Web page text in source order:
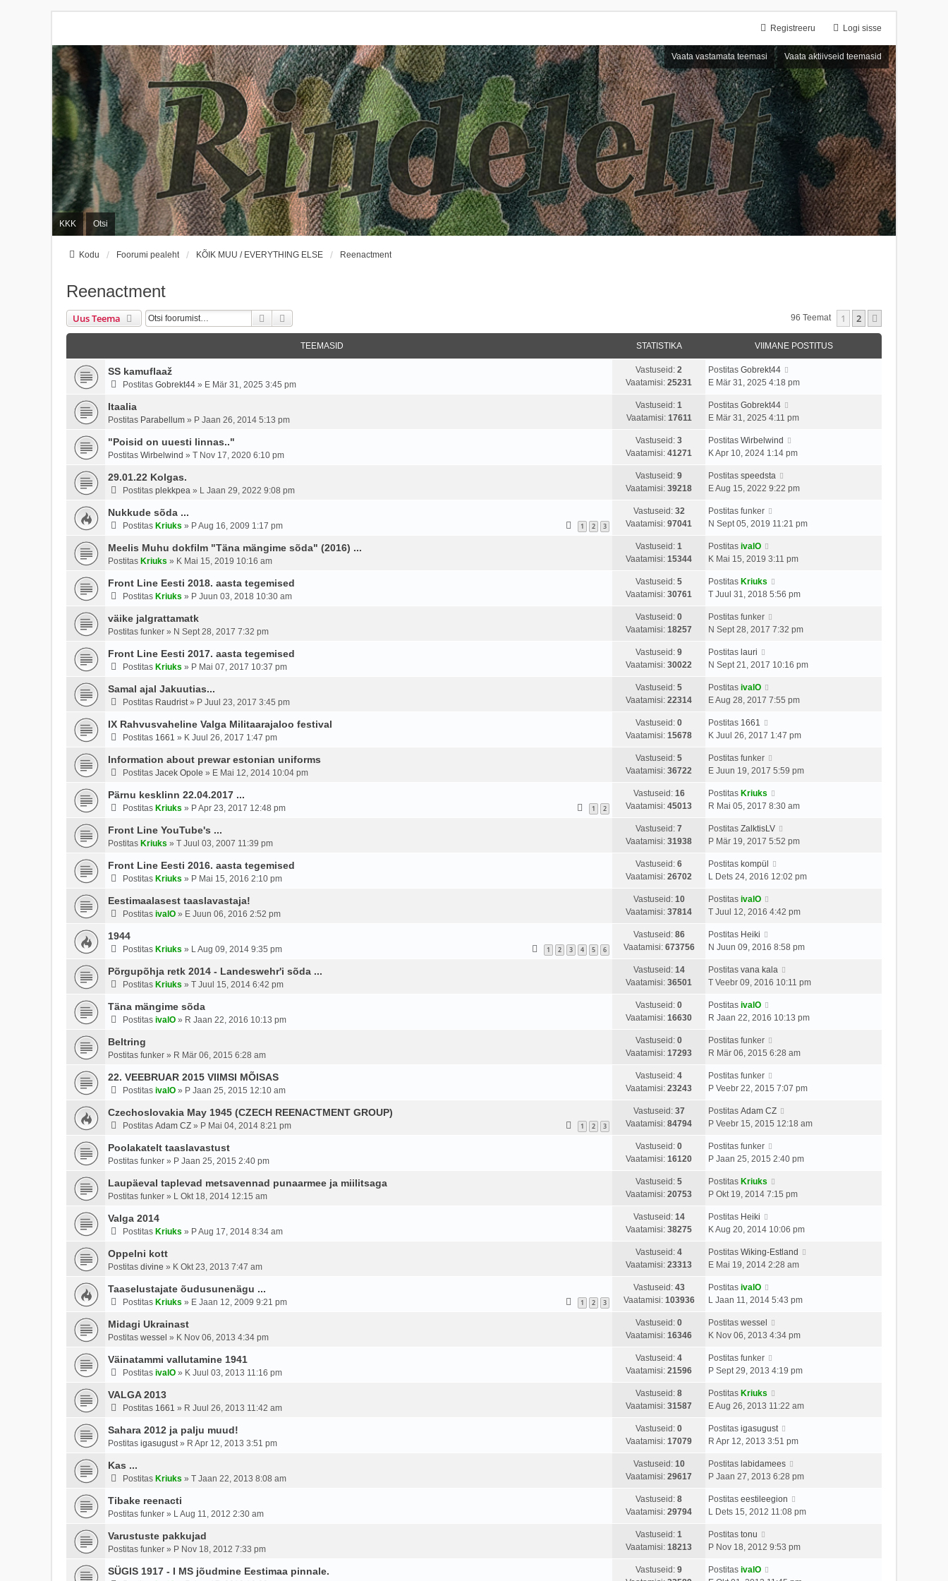
Logi sisse
Registreeru
Vaata vastamata teemasi Vaata aktiivseid teemasid
KKK Otsi
Kodu Foorumi pealeht KÕIK MUU / EVERYTHING ELSE Reenactment
Reenactment
Uus Teema Otsi 96 Teemat 1 2
TEEMASID STATISTIKA VIIMANE POSTITUS
SS kamuflaaž
Postitas Gobrekt44 » E Mär 31, 2025 3:45 pm
Vastuseid: 2
Vaatamisi: 25231
Postitas Gobrekt44
E Mär 31, 2025 4:18 pm
Itaalia
Postitas Parabellum » P Jaan 26, 2014 5:13 pm
Vastuseid: 1
Vaatamisi: 17611
Postitas Gobrekt44
E Mär 31, 2025 4:11 pm
"Poisid on uuesti linnas.."
Postitas Wirbelwind » T Nov 17, 2020 6:10 pm
Vastuseid: 3
Vaatamisi: 41271
Postitas Wirbelwind
K Apr 10, 2024 1:14 pm
29.01.22 Kolgas.
Postitas plekkpea » L Jaan 29, 2022 9:08 pm
Vastuseid: 9
Vaatamisi: 39218
Postitas speedsta
E Aug 15, 2022 9:22 pm
Nukkude sõda ...
Postitas Kriuks » P Aug 16, 2009 1:17 pm 1 2 3
Vastuseid: 32
Vaatamisi: 97041
Postitas funker
N Sept 05, 2019 11:21 pm
Meelis Muhu dokfilm "Täna mängime sõda" (2016) ...
Postitas Kriuks » K Mai 15, 2019 10:16 am
Vastuseid: 1
Vaatamisi: 15344
Postitas ivalO
K Mai 15, 2019 3:11 pm
Front Line Eesti 2018. aasta tegemised
Postitas Kriuks » P Juun 03, 2018 10:30 am
Vastuseid: 5
Vaatamisi: 30761
Postitas Kriuks
T Juul 31, 2018 5:56 pm
väike jalgrattamatk
Postitas funker » N Sept 28, 2017 7:32 pm
Vastuseid: 0
Vaatamisi: 18257
Postitas funker
N Sept 28, 2017 7:32 pm
Front Line Eesti 2017. aasta tegemised
Postitas Kriuks » P Mai 07, 2017 10:37 pm
Vastuseid: 9
Vaatamisi: 30022
Postitas lauri
N Sept 21, 2017 10:16 pm
Samal ajal Jakuutias...
Postitas Raudrist» P Juul 23, 2017 3:45 pm
Vastuseid: 5
Vaatamisi: 22314
Postitas ivalO
E Aug 28, 2017 7:55 pm
IX Rahvusvaheline Valga Militaarajaloo festival
Postitas 1661 » K Juul 26, 2017 1:47 pm
Vastuseid: 0
Vaatamisi: 15678
Postitas 1661
K Juul 26, 2017 1:47 pm
Information about prewar estonian uniforms
Postitas Jacek Opole » E Mai 12, 2014 10:04 pm
Vastuseid: 5
Vaatamisi: 36722
Postitas funker
E Juun 19, 2017 5:59 pm
Pärnu kesklinn 22.04.2017 ...
Postitas Kriuks » P Apr 23, 2017 12:48 pm 1 2
Vastuseid: 16
Vaatamisi: 45013
Postitas Kriuks
R Mai 05, 2017 8:30 am
Front Line YouTube's ...
Postitas Kriuks » T Juul 03, 2007 11:39 pm
Vastuseid: 7
Vaatamisi: 31938
Postitas ZalktisLV
P Mär 19, 2017 5:52 pm
Front Line Eesti 2016. aasta tegemised
Postitas Kriuks » P Mai 15, 2016 2:10 pm
Vastuseid: 6
Vaatamisi: 26702
Postitas kompül
L Dets 24, 2016 12:02 pm
Eestimaalasest taaslavastaja!
Postitas ivalO » E Juun 06, 2016 2:52 pm
Vastuseid: 10
Vaatamisi: 37814
Postitas ivalO
T Juul 12, 2016 4:42 pm
1944
Postitas Kriuks » L Aug 09, 2014 9:35 pm 1 2 3 4 5 6
Vastuseid: 86
Vaatamisi: 673756
Postitas Heiki
N Juun 09, 2016 8:58 pm
Põrgupõhja retk 2014 - Landeswehr'i sõda ...
Postitas Kriuks » T Juul 15, 2014 6:42 pm
Vastuseid: 14
Vaatamisi: 36501
Postitas vana kala
T Veebr 09, 2016 10:11 pm
Täna mängime sõda
Postitas ivalO » R Jaan 22, 2016 10:13 pm
Vastuseid: 0
Vaatamisi: 16630
Postitas ivalO
R Jaan 22, 2016 10:13 pm
Beltring
Postitas funker » R Mär 06, 2015 6:28 am
Vastuseid: 0
Vaatamisi: 17293
Postitas funker
R Mär 06, 2015 6:28 am
22. VEEBRUAR 2015 VIIMSI MÕISAS
Postitas ivalO » P Jaan 25, 2015 12:10 am
Vastuseid: 4
Vaatamisi: 23243
Postitas funker
P Veebr 22, 2015 7:07 pm
Czechoslovakia May 1945 (CZECH REENACTMENT GROUP)
Postitas Adam CZ » P Mai 04, 2014 8:21 pm 1 2 3
Vastuseid: 37
Vaatamisi: 84794
Postitas Adam CZ
P Veebr 15, 2015 12:18 am
Poolakatelt taaslavastust
Postitas funker » P Jaan 25, 2015 2:40 pm
Vastuseid: 0
Vaatamisi: 16120
Postitas funker
P Jaan 25, 2015 2:40 pm
Laupäeval taplevad metsavennad punaarmee ja miilitsaga
Postitas funker » L Okt 18, 2014 12:15 am
Vastuseid: 5
Vaatamisi: 20753
Postitas Kriuks
P Okt 19, 2014 7:15 pm
Valga 2014
Postitas Kriuks » P Aug 17, 2014 8:34 am
Vastuseid: 14
Vaatamisi: 38275
Postitas Heiki
K Aug 20, 2014 10:06 pm
Oppelni kott
Postitas divine » K Okt 23, 2013 7:47 am
Vastuseid: 4
Vaatamisi: 23313
Postitas Wiking-Estland
E Mai 19, 2014 2:28 am
Taaselustajate õudusunenägu ...
Postitas Kriuks » E Jaan 12, 2009 9:21 pm 1 2 3
Vastuseid: 43
Vaatamisi: 103936
Postitas ivalO
L Jaan 11, 2014 5:43 pm
Midagi Ukrainast
Postitas wessel » K Nov 06, 2013 4:34 pm
Vastuseid: 0
Vaatamisi: 16346
Postitas wessel
K Nov 06, 2013 4:34 pm
Väinatammi vallutamine 1941
Postitas ivalO » K Juul 03, 2013 11:16 pm
Vastuseid: 4
Vaatamisi: 21596
Postitas funker
P Sept 29, 2013 4:19 pm
VALGA 2013
Postitas 1661 » R Juul 26, 2013 11:42 am
Vastuseid: 8
Vaatamisi: 31587
Postitas Kriuks
E Aug 26, 2013 11:22 am
Sahara 2012 ja palju muud!
Postitas igasugust» R Apr 12, 2013 3:51 pm
Vastuseid: 0
Vaatamisi: 17079
Postitas igasugust
R Apr 12, 2013 3:51 pm
Kas ...
Postitas Kriuks » T Jaan 22, 2013 8:08 am
Vastuseid: 10
Vaatamisi: 29617
Postitas labidamees
P Jaan 27, 2013 6:28 pm
Tibake reenacti
Postitas funker » L Aug 11, 2012 2:30 am
Vastuseid: 8
Vaatamisi: 29794
Postitas eestileegion
L Dets 15, 2012 11:08 pm
Varustuste pakkujad
Postitas funker » P Nov 18, 2012 7:33 pm
Vastuseid: 1
Vaatamisi: 18213
Postitas tonu
P Nov 18, 2012 9:53 pm
SÜGIS 1917 - I MS jõudmine Eestimaa pinnale. Vastuseid: 9
Postitas ivalO